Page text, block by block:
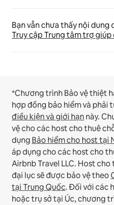
Bạn vẫn chưa thấy nội dung
Truy cập Trung tâm trợ
*Chương trình Bảo vệ thiệt
hợp đồng bảo hiểm và phải
điều kiện và giới hạnnày.
vệ cho các host cho thuê
dụng Bảo hiểm cho host tại
áp dụng cho các host cho
Airbnb Travel LLC. Host cho
đại lục sẽ được bảo vệ theo
tại Trung Quốc.Đối với các
hoặc trụ sở tại Úc, chương